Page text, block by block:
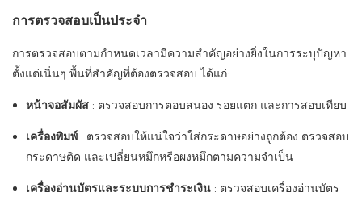
การตรวจสอบเป็นประจำ
การตรวจสอบตามกำหนดเวลามีความสำคัญอย่างยิ่งในการระบุปัญหา
ตั้งแต่เนิ่นๆ พื้นที่สำคัญที่ต้องตรวจสอบ ได้แก่:
หน้าจอสัมผัส : ตรวจสอบการตอบสนอง รอยแตก และการสอบเทียบ
เครื่องพิมพ์ : ตรวจสอบให้แน่ใจว่าใส่กระดาษอย่างถูกต้อง ตรวจสอบ
กระดาษติด และเปลี่ยนหมึกหรือผงหมึกตามความจำเป็น
เครื่องอ่านบัตรและระบบการชำระเงิน : ตรวจสอบเครื่องอ่านบัตร